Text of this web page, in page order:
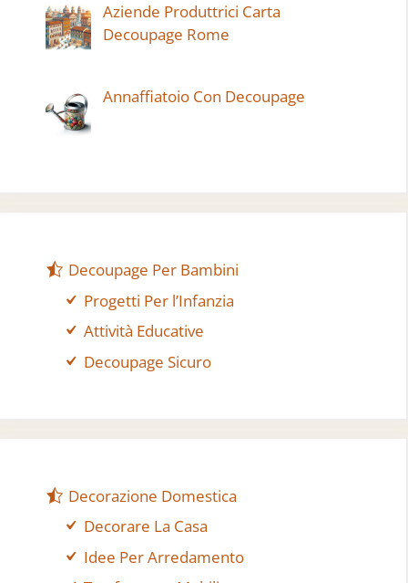
Aziende Produttrici Carta
Decoupage Rome
Annaffiatoio Con Decoupage
Decoupage Per Bambini
Progetti Per l’Infanzia
Attività Educative
Decoupage Sicuro
Decorazione Domestica
Decorare La Casa
Idee Per Arredamento